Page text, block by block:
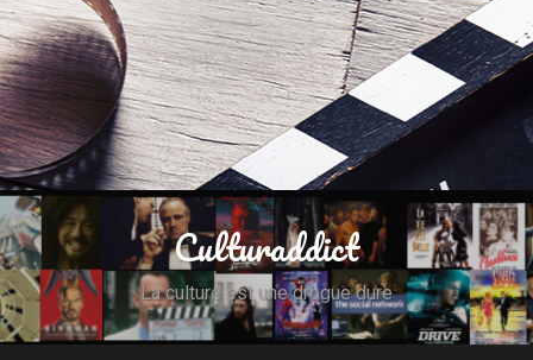
Culturaddict
La culture est une drogue dure